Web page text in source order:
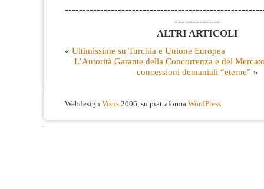
-------------
ALTRI ARTICOLI
« Ultimissime su Turchia e Unione Europea
L’Autorità Garante della Concorrenza e del
concessioni demaniali “eterne” »
Webdesign Visus 2006, su piattaforma WordPress